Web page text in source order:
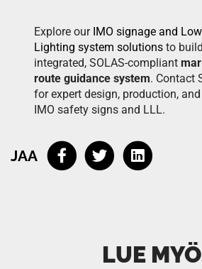
Explore our IMO signage and
Lighting system solutions to
integrated, SOLAS-compliant
route guidance system. Contact
for expert design, production,
IMO safety signs and LLL.
JAA
LUE